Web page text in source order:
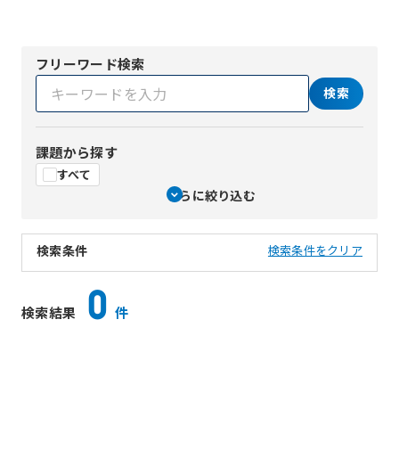
フリーワード検索
検索
課題から探す
すべて
さらに絞り込む
検索条件 検索条件をクリア
検索結果 0 件